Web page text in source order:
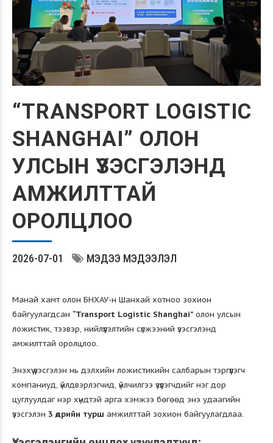
“TRANSPORT LOGISTIC
SHANGHAI” ОЛОН
УЛСЫН ҮЗЭСГЭЛЭНД
АМЖИЛТТАЙ
ОРОЛЦЛОО
2026-07-01 МЭДЭЭ МЭДЭЭЛЭЛ
Манай хамт олон БНХАУ-н Шанхай хотноо зохион
байгуулагдсан “Transport Logistic Shanghai” олон улсын
ложистик, тээвэр, нийлүүлэлтийн сүлжээний үзэсгэлэнд
амжилттай оролцлоо.
Энэхүү үзэсгэлэн нь дэлхийн ложистикийн салбарын тэргүүлэгч
компаниуд, үйлдвэрлэгчид, үйлчилгээ үзүүлэгчдийг нэг дор
цуглуулдаг нэр хүндтэй арга хэмжээ бөгөөд энэ удаагийн
үзэсгэлэн 3 өдрийн турш амжилттай зохион байгуулагдлаа.